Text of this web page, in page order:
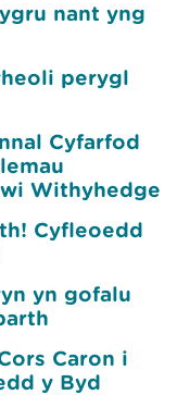
nant yng
perygl
Cyfarfod
Withyhedge
Cyfleoedd
yn gofalu
Caron i
y Byd